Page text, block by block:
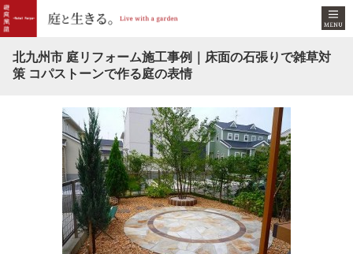
北九州市 庭リフォーム施工事例｜床面の石張りで雑草対
策 コパストーンで作る庭の表情